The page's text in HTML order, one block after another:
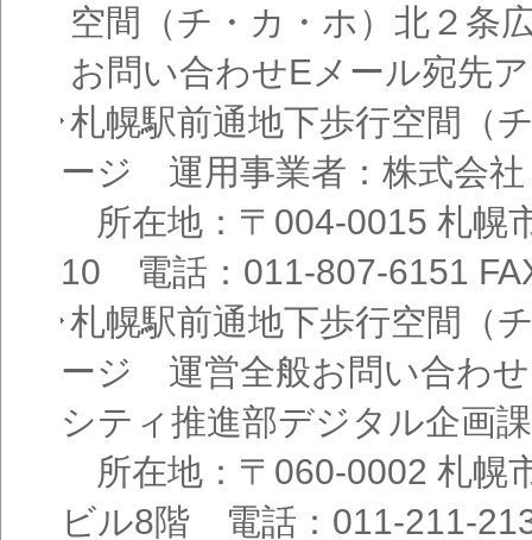
空間（チ・カ・ホ）北２条
お問い合わせEメール宛先
札幌駅前通地下歩行空間（
ージ 運用事業者：株式会
所在地：〒004-0015 札幌
10 電話：011-807-6151
札幌駅前通地下歩行空間（
ージ 運営全般お問い合わ
シティ推進部デジタル企画課
所在地：〒060-0002 札幌
ビル8階 電話：011-211-